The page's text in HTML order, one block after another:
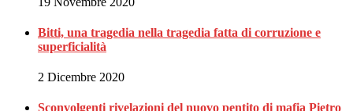
Bitti, una tragedia nella tragedia fatta di corruzione e
superficialità
2 Dicembre 2020
Sconvolgenti rivelazioni del nuovo pentito di mafia Pietro